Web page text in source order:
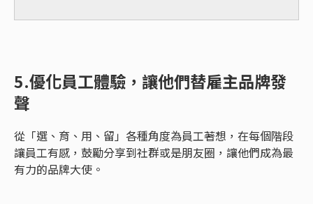
5.優化員工體驗，讓他們替雇主品牌發
聲
從「選、育、用、留」各種角度為員工著想，在每個階段
讓員工有感，鼓勵分享到社群或是朋友圈，讓他們成為最
有力的品牌大使。